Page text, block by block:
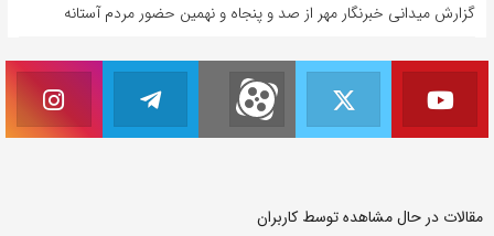
گزارش میدانی خبرنگار مهر از صد و پنجاه و نهمین حضور مردم آستانه
مقالات در حال مشاهده توسط کاربران